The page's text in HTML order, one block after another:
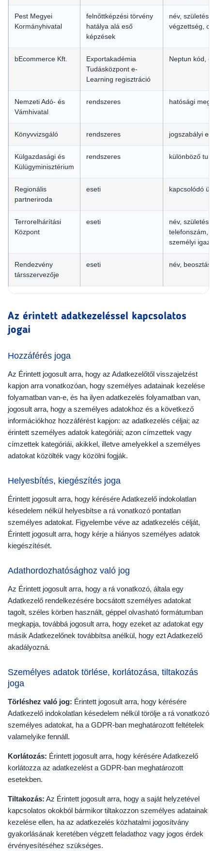
Pest Megyei
Kormányhivatal
felnőttképzési törvény
hatálya alá eső
képzések
név, születési
végzettség,
bEcommerce Kft.
Exportakadémia
Tudásközpont e-
Learning regisztráció
Neptun kód,
Nemzeti Adó- és
Vámhivatal
rendszeres hatósági
Könyvvizsgáló rendszeres jogszabályi
Külgazdasági és
Külügyminisztérium
rendszeres különböző
Regionális
partneriroda
eseti kapcsolódó
Terrorelhárítási
Központ
eseti
név, születési
telefonszám,
személyi
Rendezvény
társszervezője
eseti név, beosztás,
Az érintett adatkezeléssel kapcsolatos
jogai
Hozzáférés joga
Az Érintett jogosult arra, hogy az Adatkezelőtől visszajelzést
kapjon arra vonatkozóan, hogy személyes adatainak kezelése
folyamatban van-e, és ha ilyen adatkezelés folyamatban van,
jogosult arra, hogy a személyes adatokhoz és a következő
információkhoz hozzáférést kapjon: az adatkezelés céljai; az
érintett személyes adatok kategóriái; azon címzettek vagy
címzettek kategóriái, akikkel, illetve amelyekkel a személyes
adatokat közölték vagy közölni fogják.
Helyesbítés, kiegészítés joga
Érintett jogosult arra, hogy kérésére Adatkezelő indokolatlan
késedelem nélkül helyesbítse a rá vonatkozó pontatlan
személyes adatokat. Figyelembe véve az adatkezelés célját,
Érintett jogosult arra, hogy kérje a hiányos személyes adatok
kiegészítését.
Adathordozhatósághoz való jog
Az Érintett jogosult arra, hogy a rá vonatkozó, általa egy
Adatkezelő rendelkezésére bocsátott személyes adatokat
tagolt, széles körben használt, géppel olvasható formátumban
megkapja, továbbá jogosult arra, hogy ezeket az adatokat egy
másik Adatkezelőnek továbbítsa anélkül, hogy ezt Adatkezelő
akadályozná.
Személyes adatok törlése, korlátozása, tiltakozás
joga
Törléshez való jog: Érintett jogosult arra, hogy kérésére
Adatkezelő indokolatlan késedelem nélkül törölje a rá vonatkozó
személyes adatokat, ha a GDPR-ban meghatározott feltételek
valamelyike fennáll.
Korlátozás: Érintett jogosult arra, hogy kérésére Adatkezelő
korlátozza az adatkezelést a GDPR-ban meghatározott
esetekben.
Tiltakozás: Az Érintett jogosult arra, hogy a saját helyzetével
kapcsolatos okokból bármikor tiltakozzon személyes adatainak
kezelése ellen, ha az adatkezelés közhatalmi jogosítvány
gyakorlásának keretében végzett feladathoz vagy jogos érdek
érvényesítéséhez szükséges.